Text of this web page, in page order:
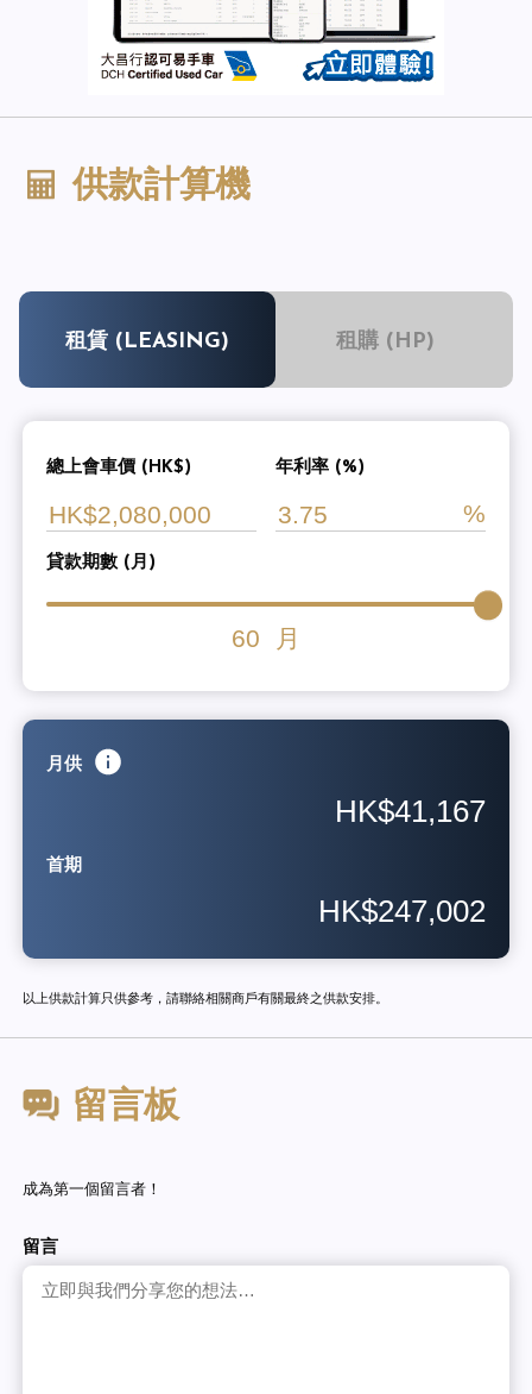
供款計算機
租賃 (LEASING) 租購 (HP)
總上會車價 (HK$) 年利率 (%)
貸款期數 (月)
60 月
月供
HK$41,167
首期
HK$247,002
以上供款計算只供參考，請聯絡相關商戶有關最終之供款安排。
留言板
成為第一個留言者！
留言